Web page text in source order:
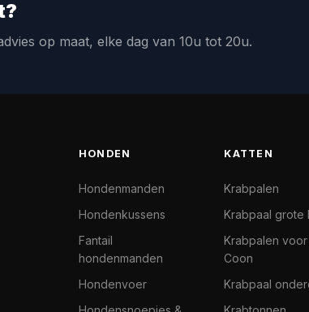
op maat, elke dag van 10u tot 20u.
HONDEN
Hondenmanden
Hondenkussens
Fantail
hondenmanden
Hondenvoer
KATTEN
Krabpalen
Krabpaal grote
Krabpalen voor
Coon
Krabpaal